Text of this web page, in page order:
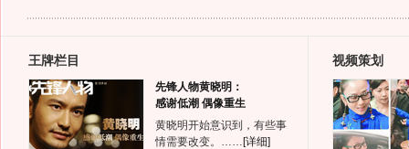
王牌栏目
先锋人物黄晓明：
感谢低潮 偶像重生
黄晓明开始意识到，有些事
情需要改变。…… [详细]
视频策划